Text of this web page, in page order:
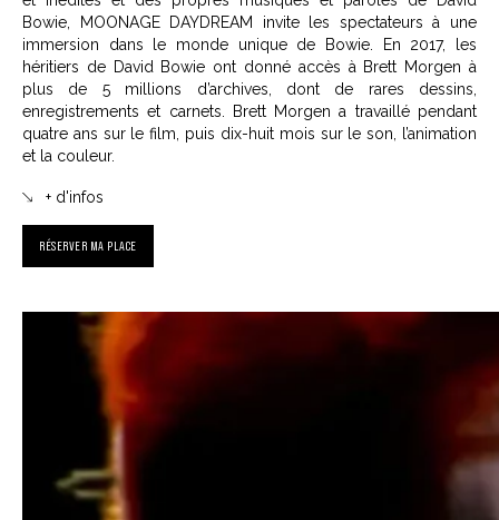
Bowie, MOONAGE DAYDREAM invite les spectateurs à une
immersion dans le monde unique de Bowie. En 2017, les
héritiers de David Bowie ont donné accès à Brett Morgen à
plus de 5 millions d’archives, dont de rares dessins,
enregistrements et carnets. Brett Morgen a travaillé pendant
quatre ans sur le film, puis dix-huit mois sur le son, l’animation
et la couleur.
+ d'infos
RÉSERVER MA PLACE